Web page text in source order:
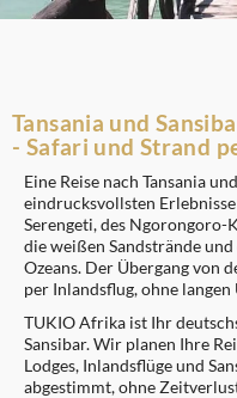
Tansania und
- Safari und Strand
Eine Reise nach Tansania
eindrucksvollsten
Serengeti, des Ngorongoro-
die weißen Sandstrände
Ozeans. Der Übergang von
per Inlandsflug, ohne langen
TUKIO Afrika ist Ihr
Sansibar. Wir planen Ihre
Lodges, Inlandsflüge und
abgestimmt, ohne